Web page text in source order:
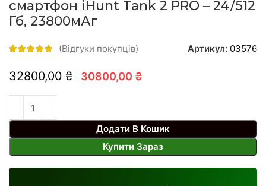
смартфон iHunt Tank 2 PRO – 24/512
Гб, 23800мАг
(Відгуки покупців) Артикул: 03576
32800,00 ₴ 30800,00 ₴
Додати В Кошик
Купити Зараз